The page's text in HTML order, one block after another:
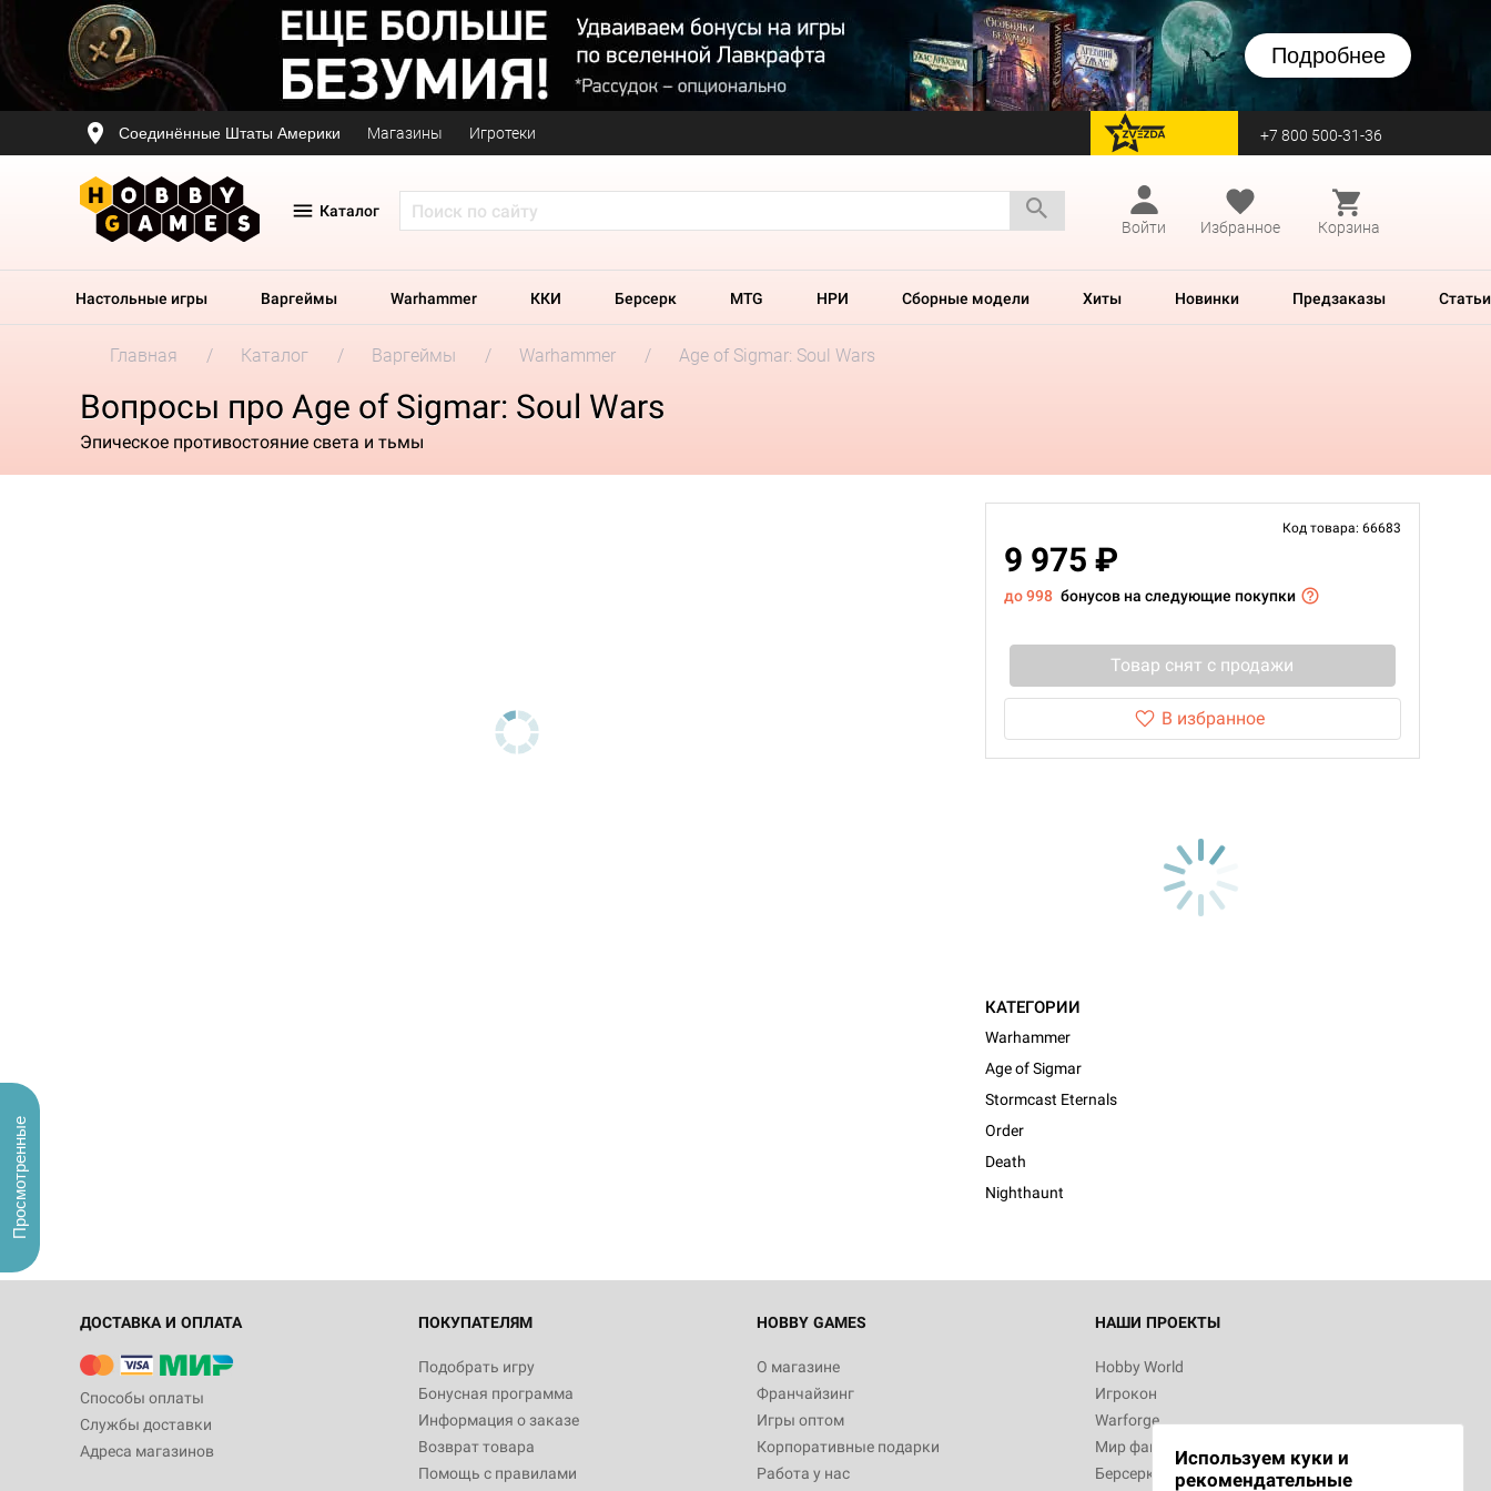
Подробнее
Соединённые Штаты Америки Магазины Игротеки перейти на Zvezda +7 800 500-31-36
Каталог
Войти
Избранное Корзина
Настольные игры Варгеймы Warhammer ККИ Берсерк MTG НРИ Сборные модели Хиты Новинки Предзаказы Статьи
Главная Каталог Варгеймы Warhammer Age of Sigmar: Soul Wars
Вопросы про Age of Sigmar: Soul Wars
Эпическое противостояние света и тьмы
Код товара: 66683
9 975 ₽
до 998 бонусов на следующие покупки
Товар снят с продажи
В избранное
КАТЕГОРИИ
Warhammer
Age of Sigmar
Stormcast Eternals
Order
Death
Nighthaunt
ДОСТАВКА И ОПЛАТА
Способы оплаты
Службы доставки
Адреса магазинов
ПОКУПАТЕЛЯМ
Подобрать игру
Бонусная программа
Информация о заказе
Возврат товара
Помощь с правилами
HOBBY GAMES
О магазине
Франчайзинг
Игры оптом
Корпоративные подарки
Работа у нас
НАШИ ПРОЕКТЫ
Hobby World
Игрокон
Warforge
Мир фантастики
Берсерк
Используем куки и
рекомендательные
Просмотренные
Белая смерть
12 990
Настольная игра Hobby World Берсерк.
3 490